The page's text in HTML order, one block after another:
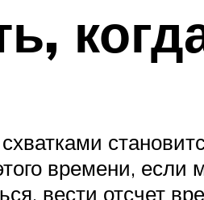
времени, если
вести отсчет